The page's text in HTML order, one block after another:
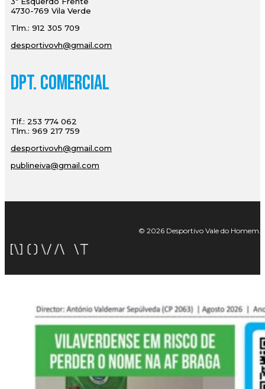
4730-769 Vila Verde
Tlm.: 912 305 709
desportivovh@gmail.com
Dpt. Comercial
Tlf.: 253 774 062
Tlm.: 969 217 759
desportivovh@gmail.com
publineiva@gmail.com
© 2026 Desportivo Vale do Homem.